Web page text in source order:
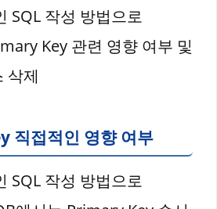
SQL 작성 방법으로
Key 관련 영향 여부 및
삭제
직접적인 영향 여부
SQL 작성 방법으로